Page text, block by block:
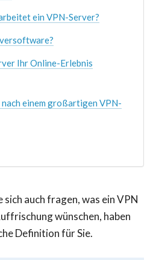
ein VPN-Server?
Ihr Online-Erlebnis
nach einem großartigen VPN-
sich auch fragen, was ein VPN
wünschen, haben
Definition für Sie.